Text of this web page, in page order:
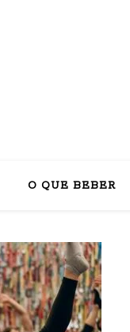
O QUE BEBER